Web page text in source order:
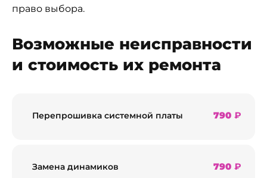
право выбора.
Возможные неисправности
и стоимость их ремонта
Перепрошивка системной платы 790 ₽
Замена динамиков 790 ₽